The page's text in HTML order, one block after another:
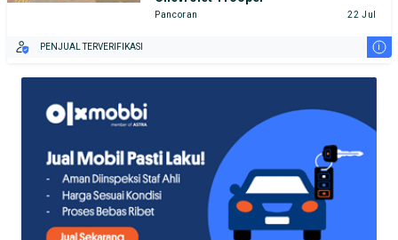
Pancoran 22 Jul
PENJUAL TERVERIFIKASI i